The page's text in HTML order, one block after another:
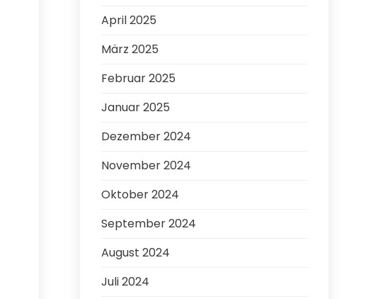
April 2025
März 2025
Februar 2025
Januar 2025
Dezember 2024
November 2024
Oktober 2024
September 2024
August 2024
Juli 2024